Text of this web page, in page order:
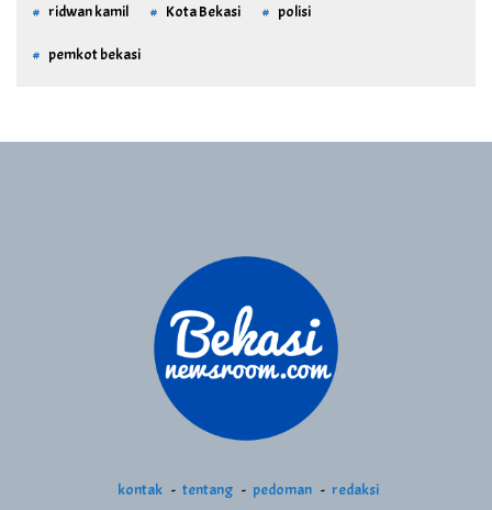
ridwan kamil Kota Bekasi polisi
pemkot bekasi
kontak tentang pedoman
redaksi